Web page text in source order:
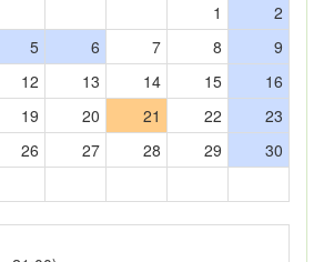
1
2
5 6 7 8
9
12 13 14 15
16
19 20 21 22
23
26 27 28 29
30